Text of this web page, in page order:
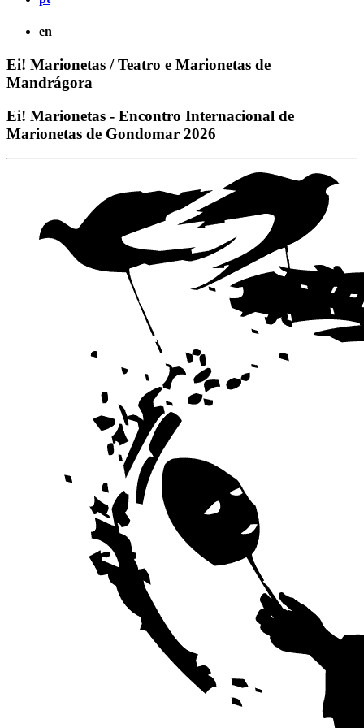
en
Ei! Marionetas / Teatro e Marionetas de
Mandrágora
Ei! Marionetas - Encontro Internacional de
Marionetas de Gondomar 2026